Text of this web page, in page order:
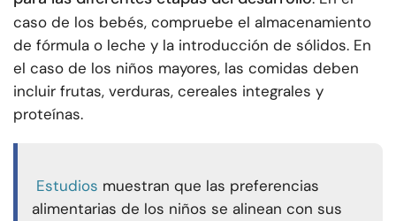
caso de los bebés, compruebe el almacenamiento
de fórmula o leche y la introducción de sólidos. En
el caso de los niños mayores, las comidas deben
incluir frutas, verduras, cereales integrales y
proteínas.
Estudios muestran que las preferencias
alimentarias de los niños se alinean con sus